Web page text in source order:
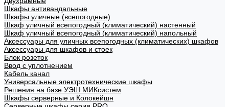
Шкафы антивандальные
Шкафы уличные (всепогодные)
Шкаф уличный всепогодный (климатический) настенный
Шкаф уличный всепогодный (климатический) напольный
Аксессуары для уличных всепогодных (климатических) шкафов
Аксессуары для шкафов и стоек
Блок розеток
Ввод с уплотнением
Кабель канал
Универсальные электротехнические шкафы
Решения на базе УЭШ МИКсистем
Шкафы серверные и Колокейшн